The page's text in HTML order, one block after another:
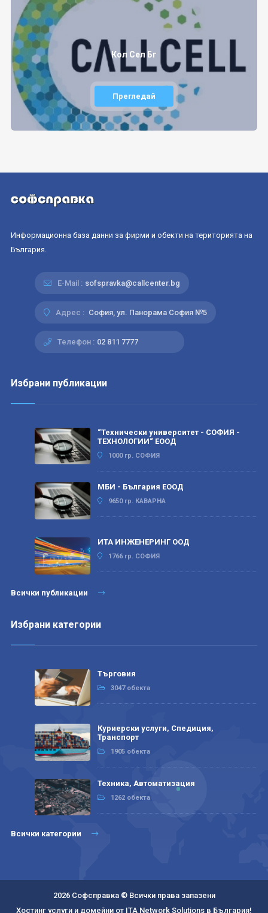
Кол Сел Бг
Прегледай
Информационна база данни за фирми и обекти на територията на
България.
E-Mail : sofspravka@callcenter.bg
Адрес : София, ул. Панорама София №5
Телефон : 02 811 7777
Избрани публикации
“Технически университет - СОФИЯ -
ТЕХНОЛОГИИ“ ЕООД
1000 гр. СОФИЯ
МБИ - България ЕООД
9650 гр. КАВАРНА
ИТА ИНЖЕНЕРИНГ ООД
1766 гр. СОФИЯ
Всички публикации
Избрани категории
Търговия
3047 обекта
Куриерски услуги, Спедиция,
Транспорт
1905 обекта
Техника, Автоматизация
1262 обекта
Всички категории
2026 Софсправка © Всички права запазени
Хостинг услуги и домейни от ITA Network Solutions в България!